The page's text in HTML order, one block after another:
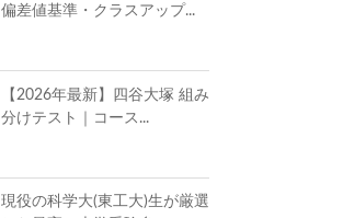
偏差値基準・クラスアップ...
【2026年最新】四谷大塚 組み
分けテスト｜コース...
現役の科学大(東工大)生が厳選